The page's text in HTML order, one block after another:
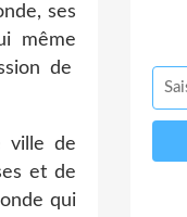
ses
même
de
ville de
et de
qui